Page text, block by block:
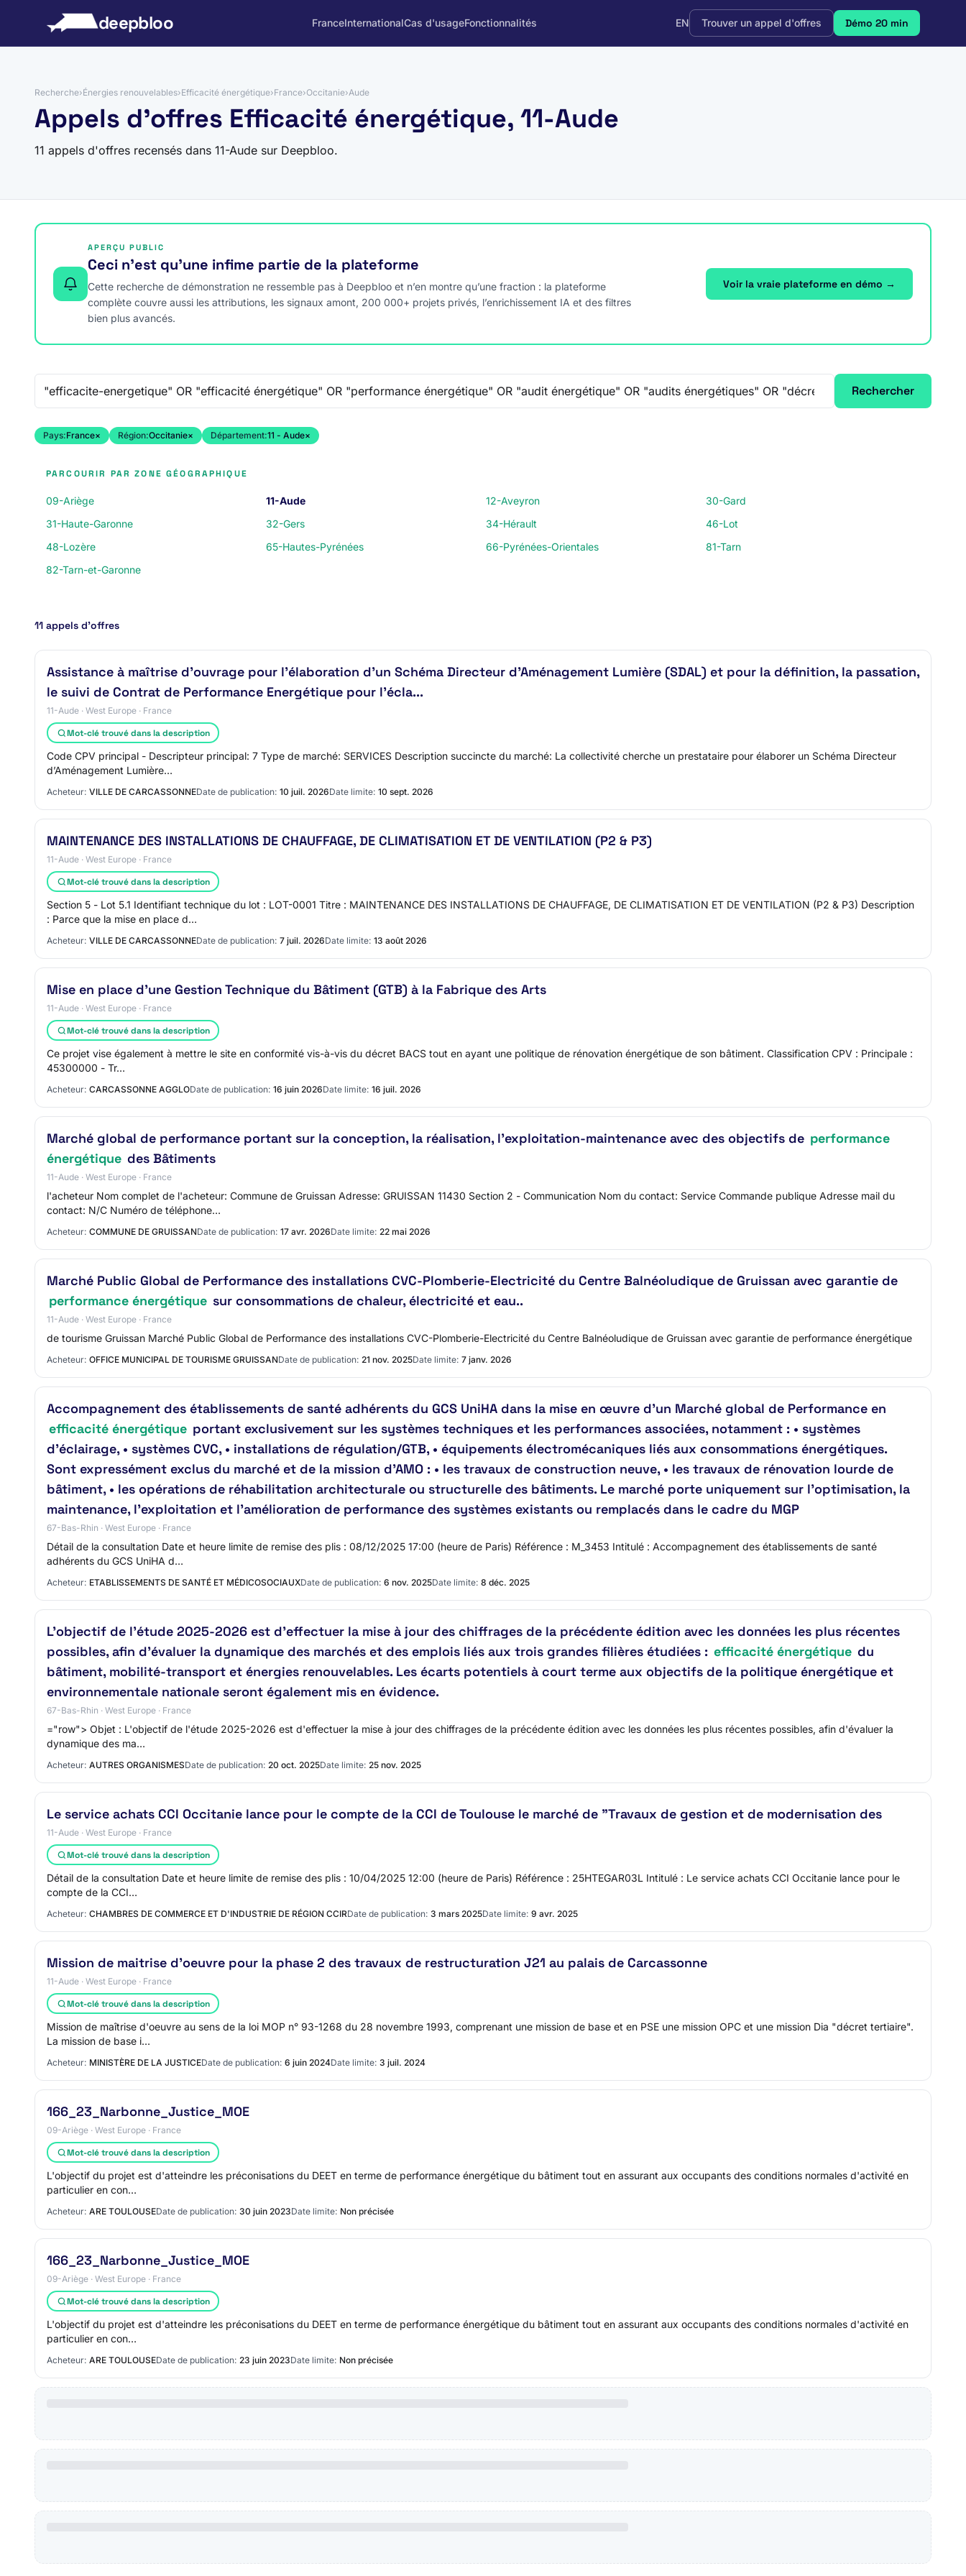
deepbloo FranceInternationalCas d'usageFonctionnalités EN Trouver un appel d'offres Démo 20 min
Recherche›Énergies renouvelables›Efficacité énergétique›France›Occitanie›Aude
Appels d'offres Efficacité énergétique, 11-Aude
11 appels d'offres recensés dans 11-Aude sur Deepbloo.
APERÇU PUBLIC
Ceci n’est qu’une infime partie de la plateforme
Cette recherche de démonstration ne ressemble pas à Deepbloo et n’en montre qu’une fraction : la plateforme
complète couvre aussi les attributions, les signaux amont, 200 000+ projets privés, l’enrichissement IA et des filtres
bien plus avancés.
Voir la vraie plateforme en démo →
Rechercher
Pays:France× Région:Occitanie× Département:11 - Aude×
PARCOURIR PAR ZONE GÉOGRAPHIQUE
09-Ariège 11-Aude 12-Aveyron
30-Gard
31-Haute-Garonne
32-Gers 34-Hérault
46-Lot
48-Lozère
65-Hautes-Pyrénées 66-Pyrénées-Orientales
81-Tarn
82-Tarn-et-Garonne
11 appels d’offres
Assistance à maîtrise d'ouvrage pour l’élaboration d’un Schéma Directeur d’Aménagement Lumière (SDAL) et pour la définition, la passation,
le suivi de Contrat de Performance Energétique pour l’écla...
11-Aude · West Europe · France
Mot-clé trouvé dans la description
Code CPV principal - Descripteur principal: 7 Type de marché: SERVICES Description succincte du marché: La collectivité cherche un prestataire pour élaborer un Schéma Directeur
d’Aménagement Lumière…
Acheteur: VILLE DE CARCASSONNEDate de publication: 10 juil. 2026Date limite: 10 sept. 2026
MAINTENANCE DES INSTALLATIONS DE CHAUFFAGE, DE CLIMATISATION ET DE VENTILATION (P2 & P3)
11-Aude · West Europe · France
Mot-clé trouvé dans la description
Section 5 - Lot 5.1 Identifiant technique du lot : LOT-0001 Titre : MAINTENANCE DES INSTALLATIONS DE CHAUFFAGE, DE CLIMATISATION ET DE VENTILATION (P2 & P3) Description
: Parce que la mise en place d…
Acheteur: VILLE DE CARCASSONNEDate de publication: 7 juil. 2026Date limite: 13 août 2026
Mise en place d'une Gestion Technique du Bâtiment (GTB) à la Fabrique des Arts
11-Aude · West Europe · France
Mot-clé trouvé dans la description
Ce projet vise également à mettre le site en conformité vis-à-vis du décret BACS tout en ayant une politique de rénovation énergétique de son bâtiment. Classification CPV : Principale :
45300000 - Tr…
Acheteur: CARCASSONNE AGGLODate de publication: 16 juin 2026Date limite: 16 juil. 2026
Marché global de performance portant sur la conception, la réalisation, l’exploitation-maintenance avec des objectifs de performance
énergétique des Bâtiments
11-Aude · West Europe · France
l'acheteur Nom complet de l'acheteur: Commune de Gruissan Adresse: GRUISSAN 11430 Section 2 - Communication Nom du contact: Service Commande publique Adresse mail du
contact: N/C Numéro de téléphone…
Acheteur: COMMUNE DE GRUISSANDate de publication: 17 avr. 2026Date limite: 22 mai 2026
Marché Public Global de Performance des installations CVC-Plomberie-Electricité du Centre Balnéoludique de Gruissan avec garantie de
performance énergétique sur consommations de chaleur, électricité et eau..
11-Aude · West Europe · France
de tourisme Gruissan Marché Public Global de Performance des installations CVC-Plomberie-Electricité du Centre Balnéoludique de Gruissan avec garantie de performance énergétique
Acheteur: OFFICE MUNICIPAL DE TOURISME GRUISSANDate de publication: 21 nov. 2025Date limite: 7 janv. 2026
Accompagnement des établissements de santé adhérents du GCS UniHA dans la mise en œuvre d’un Marché global de Performance en
efficacité énergétique portant exclusivement sur les systèmes techniques et les performances associées, notamment : • systèmes
d’éclairage, • systèmes CVC, • installations de régulation/GTB, • équipements électromécaniques liés aux consommations énergétiques.
Sont expressément exclus du marché et de la mission d’AMO : • les travaux de construction neuve, • les travaux de rénovation lourde de
bâtiment, • les opérations de réhabilitation architecturale ou structurelle des bâtiments. Le marché porte uniquement sur l’optimisation, la
maintenance, l’exploitation et l’amélioration de performance des systèmes existants ou remplacés dans le cadre du MGP
67-Bas-Rhin · West Europe · France
Détail de la consultation Date et heure limite de remise des plis : 08/12/2025 17:00 (heure de Paris) Référence : M_3453 Intitulé : Accompagnement des établissements de santé
adhérents du GCS UniHA d…
Acheteur: ETABLISSEMENTS DE SANTÉ ET MÉDICOSOCIAUXDate de publication: 6 nov. 2025Date limite: 8 déc. 2025
L'objectif de l'étude 2025-2026 est d'effectuer la mise à jour des chiffrages de la précédente édition avec les données les plus récentes
possibles, afin d'évaluer la dynamique des marchés et des emplois liés aux trois grandes filières étudiées : efficacité énergétique du
bâtiment, mobilité-transport et énergies renouvelables. Les écarts potentiels à court terme aux objectifs de la politique énergétique et
environnementale nationale seront également mis en évidence.
67-Bas-Rhin · West Europe · France
="row"> Objet : L'objectif de l'étude 2025-2026 est d'effectuer la mise à jour des chiffrages de la précédente édition avec les données les plus récentes possibles, afin d'évaluer la
dynamique des ma…
Acheteur: AUTRES ORGANISMESDate de publication: 20 oct. 2025Date limite: 25 nov. 2025
Le service achats CCI Occitanie lance pour le compte de la CCI de Toulouse le marché de "Travaux de gestion et de modernisation des
11-Aude · West Europe · France
Mot-clé trouvé dans la description
Détail de la consultation Date et heure limite de remise des plis : 10/04/2025 12:00 (heure de Paris) Référence : 25HTEGAR03L Intitulé : Le service achats CCI Occitanie lance pour le
compte de la CCI…
Acheteur: CHAMBRES DE COMMERCE ET D'INDUSTRIE DE RÉGION CCIRDate de publication: 3 mars 2025Date limite: 9 avr. 2025
Mission de maitrise d'oeuvre pour la phase 2 des travaux de restructuration J21 au palais de Carcassonne
11-Aude · West Europe · France
Mot-clé trouvé dans la description
Mission de maîtrise d'oeuvre au sens de la loi MOP n° 93-1268 du 28 novembre 1993, comprenant une mission de base et en PSE une mission OPC et une mission Dia "décret tertiaire".
La mission de base i…
Acheteur: MINISTÈRE DE LA JUSTICEDate de publication: 6 juin 2024Date limite: 3 juil. 2024
166_23_Narbonne_Justice_MOE
09-Ariège · West Europe · France
Mot-clé trouvé dans la description
L'objectif du projet est d'atteindre les préconisations du DEET en terme de performance énergétique du bâtiment tout en assurant aux occupants des conditions normales d'activité en
particulier en con…
Acheteur: ARE TOULOUSEDate de publication: 30 juin 2023Date limite: Non précisée
166_23_Narbonne_Justice_MOE
09-Ariège · West Europe · France
Mot-clé trouvé dans la description
L'objectif du projet est d'atteindre les préconisations du DEET en terme de performance énergétique du bâtiment tout en assurant aux occupants des conditions normales d'activité en
particulier en con…
Acheteur: ARE TOULOUSEDate de publication: 23 juin 2023Date limite: Non précisée